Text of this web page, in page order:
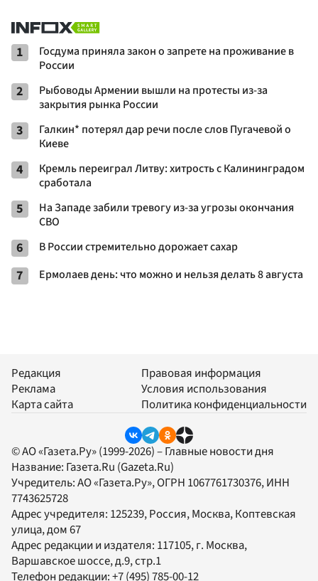
1
Госдума приняла закон о запрете на проживание в
России
2
Рыбоводы Армении вышли на протесты из-за
закрытия рынка России
3
Галкин* потерял дар речи после слов Пугачевой о
Киеве
4
Кремль переиграл Литву: хитрость с Калининградом
сработала
5
На Западе забили тревогу из-за угрозы окончания
СВО
6 В России стремительно дорожает сахар
7 Ермолаев день: что можно и нельзя делать 8 августа
Редакция
Реклама
Карта сайта
Правовая информация
Условия использования
Политика конфиденциальности
© АО «Газета.Ру» (1999-2026) – Главные новости дня
Название: Газета.Ru (Gazeta.Ru)
Учредитель:АО «Газета.Ру», ОГРН 1067761730376, ИНН
7743625728
Адрес учредителя: 125239, Россия, Москва, Коптевская
улица, дом 67
Адрес редакции и издателя: 117105, г. Москва,
Варшавское шоссе, д.9, стр.1
Телефон редакции:+7 (495) 785-00-12